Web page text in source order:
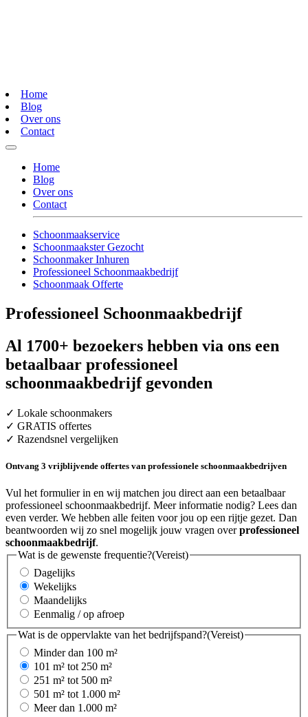
Home
Blog
Over ons
Contact
Home
Blog
Over ons
Contact
Schoonmaakservice
Schoonmaakster Gezocht
Schoonmaker Inhuren
Professioneel Schoonmaakbedrijf
Schoonmaak Offerte
Professioneel Schoonmaakbedrijf
Al 1700+ bezoekers hebben via ons een
betaalbaar professioneel
schoonmaakbedrijf gevonden
✓ Lokale schoonmakers
✓ GRATIS offertes
✓ Razendsnel vergelijken
Ontvang 3 vrijblijvende offertes van professionele schoonmaakbedrijven
Vul het formulier in en wij matchen jou direct aan een betaalbaar
professioneel schoonmaakbedrijf. Meer informatie nodig? Lees dan
even verder. We hebben alle feiten voor jou op een rijtje gezet. Dan
beantwoorden wij zo snel mogelijk jouw vragen overprofessioneel
schoonmaakbedrijf.
Wat is de gewenste frequentie?(Vereist)
Dagelijks
Wekelijks
Maandelijks
Eenmalig / op afroep
Wat is de oppervlakte van het bedrijfspand?(Vereist)
Minder dan 100 m²
101 m² tot 250 m²
251 m² tot 500 m²
501 m² tot 1.000 m²
Meer dan 1.000 m²